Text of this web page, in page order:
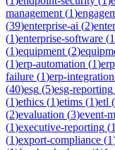
management (1)
(39)enterprise-ai (2)
(1)enterprise-software (1
(1)equipment (2)
(1)erp-automation (1)
failure (1)erp-integration
(40)esg (5)esg-reporting
(1)ethics (1)etims (1)etl (
(2)evaluation (3)event-
(1)executive-reporting (1
(1)export-compliance (1